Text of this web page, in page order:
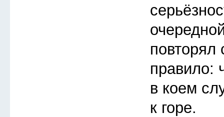
повторял
правило:
в коем
к горе.